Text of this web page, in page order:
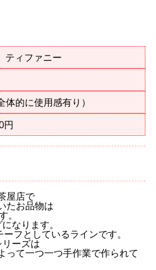
ティファニー
的に使用感有り）
円
屋店で
たお品物は
なります。
フとしているラインです。
ーズは
って一つ一つ手作業で作られて